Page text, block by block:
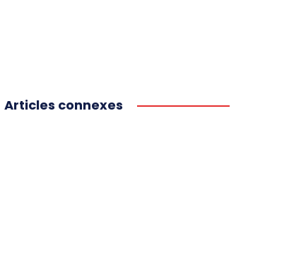
Articles connexes